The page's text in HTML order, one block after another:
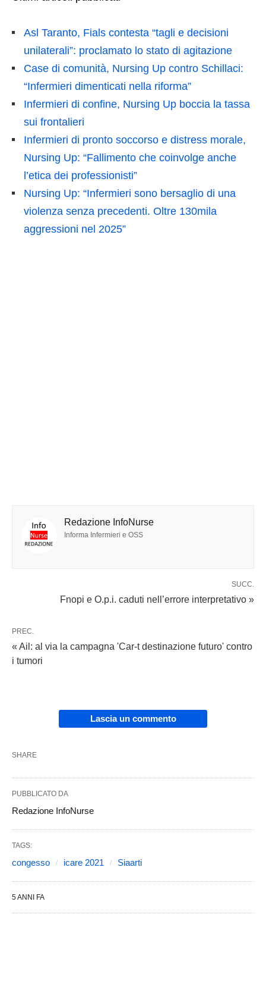
Asl Taranto, Fials contesta “tagli e decisioni
unilaterali”: proclamato lo stato di agitazione
Case di comunità, Nursing Up contro Schillaci:
“Infermieri dimenticati nella riforma”
Infermieri di confine, Nursing Up boccia la tassa
sui frontalieri
Infermieri di pronto soccorso e distress morale,
Nursing Up: “Fallimento che coinvolge anche
l’etica dei professionisti”
Nursing Up: “Infermieri sono bersaglio di una
violenza senza precedenti. Oltre 130mila
aggressioni nel 2025”
Redazione InfoNurse
Informa Infermieri e OSS
SUCC.
Fnopi e O.p.i. caduti nell’errore interpretativo »
PREC.
« Ail: al via la campagna 'Car-t destinazione futuro' contro
i tumori
Lascia un commento
SHARE
PUBBLICATO DA
Redazione InfoNurse
TAGS:
congesso icare 2021 Siaarti
5 ANNI FA